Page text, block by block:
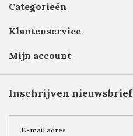
Categorieën
Klantenservice
Mijn account
Inschrijven nieuwsbrief